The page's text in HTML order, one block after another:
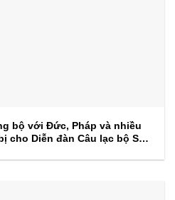
bộ với Đức, Pháp và nhiều
cho Diễn đàn Câu lạc bộ Sự